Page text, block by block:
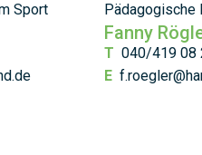
Sport Pädagogische
Fanny
T 040/419 08
E